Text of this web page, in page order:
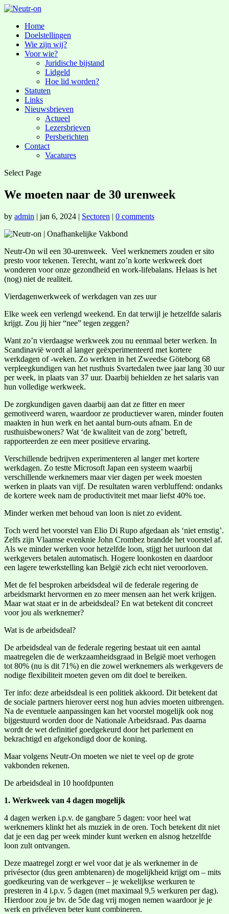
Home
Doelstellingen
Wie zijn wij?
Voor wie?
Juridische bijstand
Lidgeld
Hoe lid worden?
Statuten
Links
Nieuwsbrieven
Actueel
Lezersbrieven
Persberichten
Contact
Vacatures
Select Page
We moeten naar de 30 urenweek
by admin | jan 6, 2024 | Sectoren | 0 comments
Neutr-On wil een 30-urenweek. Veel werknemers zouden er sito
presto voor tekenen. Terecht, want zo’n korte werkweek doet
wonderen voor onze gezondheid en work-lifebalans. Helaas is het
(nog) niet de realiteit.
Vierdagenwerkweek of werkdagen van zes uur
Elke week een verlengd weekend. En dat terwijl je hetzelfde salaris
krijgt. Zou jij hier “nee” tegen zeggen?
Want zo’n vierdaagse werkweek zou nu eenmaal beter werken. In
Scandinavië wordt al langer geëxperimenteerd met kortere
werkdagen of -weken. Zo werkten in het Zweedse Göteborg 68
verpleegkundigen van het rusthuis Svartedalen twee jaar lang 30 uur
per week, in plaats van 37 uur. Daarbij behielden ze het salaris van
hun volledige werkweek.
De zorgkundigen gaven daarbij aan dat ze fitter en meer
gemotiveerd waren, waardoor ze productiever waren, minder fouten
maakten in hun werk en het aantal burn-outs afnam. En de
rusthuisbewoners? Wat ‘de kwaliteit van de zorg’ betreft,
rapporteerden ze een meer positieve ervaring.
Verschillende bedrijven experimenteren al langer met kortere
werkdagen. Zo testte Microsoft Japan een systeem waarbij
verschillende werknemers maar vier dagen per week moesten
werken in plaats van vijf. De resultaten waren verbluffend: ondanks
de kortere week nam de productiviteit met maar liefst 40% toe.
Minder werken met behoud van loon is niet zo evident.
Toch werd het voorstel van Elio Di Rupo afgedaan als ‘niet ernstig’.
Zelfs zijn Vlaamse evenknie John Crombez brandde het voorstel af.
Als we minder werken voor hetzelfde loon, stijgt het uurloon dat
werkgevers betalen automatisch. Hogere loonkosten en daardoor
een lagere tewerkstelling kan België zich echt niet veroorloven.
Met de fel besproken arbeidsdeal wil de federale regering de
arbeidsmarkt hervormen en zo meer mensen aan het werk krijgen.
Maar wat staat er in de arbeidsdeal? En wat betekent dit concreet
voor jou als werknemer?
Wat is de arbeidsdeal?
De arbeidsdeal van de federale regering bestaat uit een aantal
maatregelen die de werkzaamheidsgraad in België moet verhogen
tot 80% (nu is dit 71%) en die zowel werknemers als werkgevers de
nodige flexibiliteit moeten geven om dit doel te bereiken.
Ter info: deze arbeidsdeal is een politiek akkoord. Dit betekent dat
de sociale partners hierover eerst nog hun advies moeten uitbrengen.
Na de eventuele aanpassingen kan het voorstel mogelijk ook nog
bijgestuurd worden door de Nationale Arbeidsraad. Pas daarna
wordt de wet definitief goedgekeurd door het parlement en
bekrachtigd en afgekondigd door de koning.
Maar volgens Neutr-On moeten we niet te veel op de grote
vakbonden rekenen.
De arbeidsdeal in 10 hoofdpunten
1. Werkweek van 4 dagen mogelijk
4 dagen werken i.p.v. de gangbare 5 dagen: voor heel wat
werknemers klinkt het als muziek in de oren. Toch betekent dit niet
dat je een dag per week minder kunt werken en alsnog hetzelfde
loon zult ontvangen.
Deze maatregel zorgt er wel voor dat je als werknemer in de
privésector (dus geen ambtenaren) de mogelijkheid krijgt om – mits
goedkeuring van de werkgever – je wekelijkse werkuren te
presteren in 4 i.p.v. 5 dagen (met maximaal 9,5 werkuren per dag).
Hierdoor zou je bv. de 5de dag vrij mogen nemen waardoor je je
werk en privéleven beter kunt combineren.